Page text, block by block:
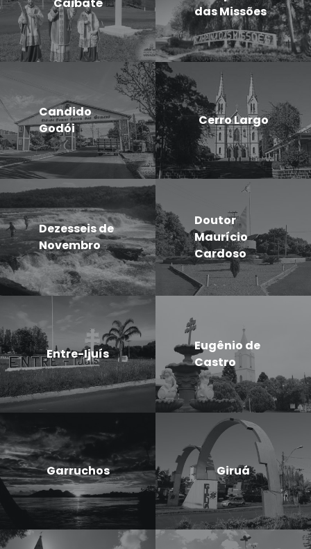
das Missões
Candido
Godói
Cerro Largo
Dezesseis de
Novembro
Doutor
Maurício
Cardoso
Entre-Ijuís
Eugênio de
Castro
Garruchos Giruá